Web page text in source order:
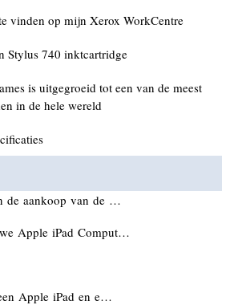
vinden op mijn Xerox WorkCentre
Stylus 740 inktcartridge
is uitgegroeid tot een van de meest
in de hele wereld
de aankoop van de …
Apple iPad Comput…
Apple iPad en e…